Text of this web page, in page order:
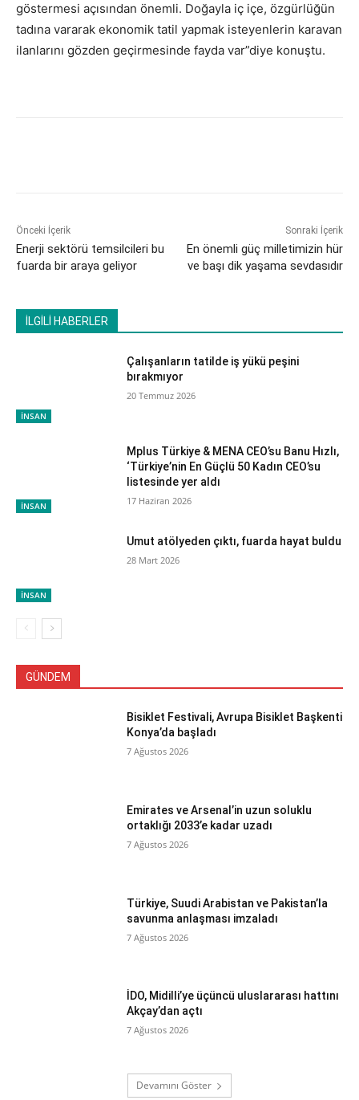
göstermesi açısından önemli. Doğayla iç içe, özgürlüğün
tadına vararak ekonomik tatil yapmak isteyenlerin karavan
ilanlarını gözden geçirmesinde fayda var”diye konuştu.
Önceki İçerik
Enerji sektörü temsilcileri bu
fuarda bir araya geliyor
Sonraki İçerik
En önemli güç milletimizin hür
ve başı dik yaşama sevdasıdır
İLGİLİ HABERLER
İNSAN
Çalışanların tatilde iş yükü peşini
bırakmıyor
20 Temmuz 2026
İNSAN
Mplus Türkiye & MENA CEO’su Banu Hızlı,
‘Türkiye’nin En Güçlü 50 Kadın CEO’su
listesinde yer aldı
17 Haziran 2026
İNSAN
Umut atölyeden çıktı, fuarda hayat buldu
28 Mart 2026
GÜNDEM
Bisiklet Festivali, Avrupa Bisiklet Başkenti
Konya’da başladı
7 Ağustos 2026
Emirates ve Arsenal’in uzun soluklu
ortaklığı 2033’e kadar uzadı
7 Ağustos 2026
Türkiye, Suudi Arabistan ve Pakistan’la
savunma anlaşması imzaladı
7 Ağustos 2026
İDO, Midilli’ye üçüncü uluslararası hattını
Akçay’dan açtı
7 Ağustos 2026
Devamını Göster